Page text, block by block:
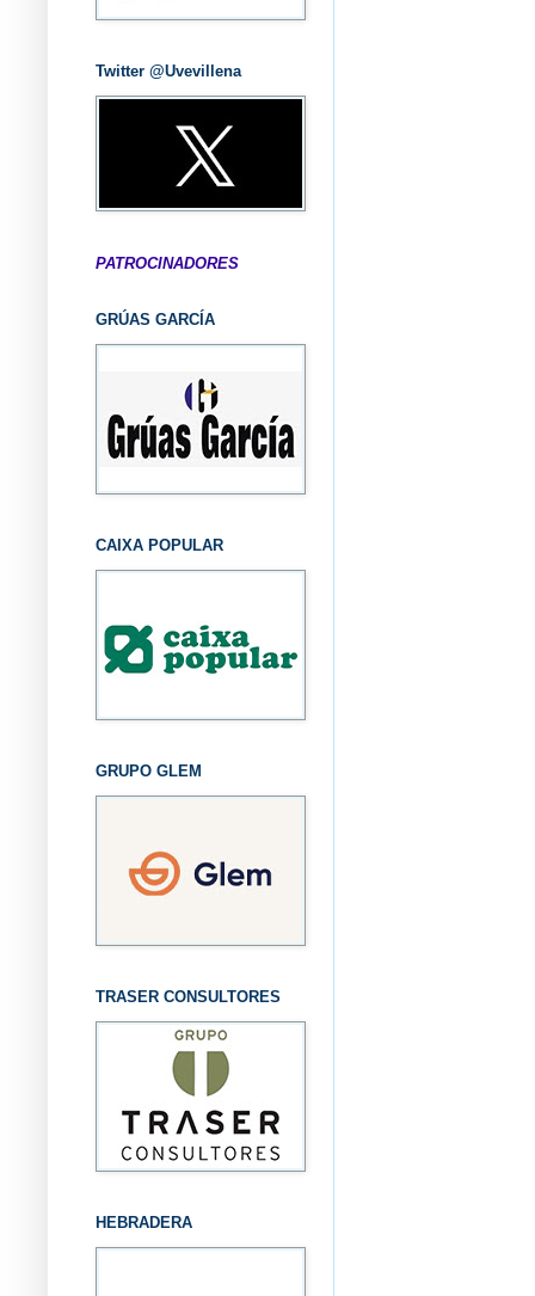
Twitter @Uvevillena
PATROCINADORES
GRÚAS GARCÍA
CAIXA POPULAR
GRUPO GLEM
TRASER CONSULTORES
HEBRADERA